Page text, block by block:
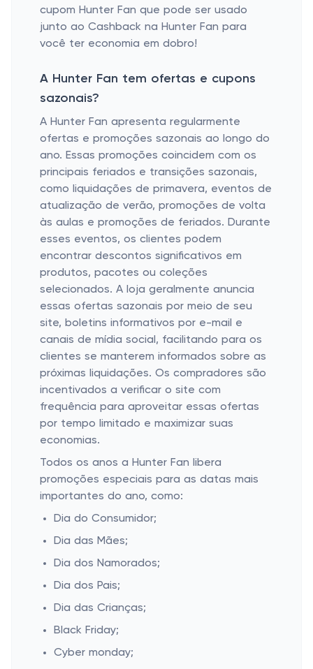
cupom Hunter Fan que pode ser usado
junto ao Cashback na Hunter Fan para
você ter economia em dobro!
A Hunter Fan tem ofertas e cupons
sazonais?
A Hunter Fan apresenta regularmente
ofertas e promoções sazonais ao longo do
ano. Essas promoções coincidem com os
principais feriados e transições sazonais,
como liquidações de primavera, eventos de
atualização de verão, promoções de volta
às aulas e promoções de feriados. Durante
esses eventos, os clientes podem
encontrar descontos significativos em
produtos, pacotes ou coleções
selecionados. A loja geralmente anuncia
essas ofertas sazonais por meio de seu
site, boletins informativos por e-mail e
canais de mídia social, facilitando para os
clientes se manterem informados sobre as
próximas liquidações. Os compradores são
incentivados a verificar o site com
frequência para aproveitar essas ofertas
por tempo limitado e maximizar suas
economias.
Todos os anos a Hunter Fan libera
promoções especiais para as datas mais
importantes do ano, como:
Dia do Consumidor;
Dia das Mães;
Dia dos Namorados;
Dia dos Pais;
Dia das Crianças;
Black Friday;
Cyber monday;